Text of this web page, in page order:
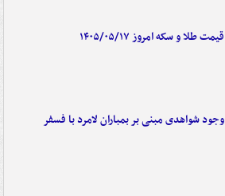
قیمت طلا و سکه امروز ۱۴۰۵/۰۵/۱۷
وجود شواهدی مبنی بر بمباران لامرد با فسفر